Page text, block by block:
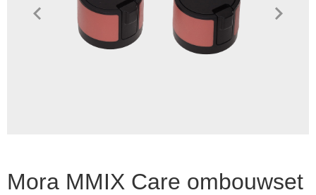
Mora MMIX Care ombouwset